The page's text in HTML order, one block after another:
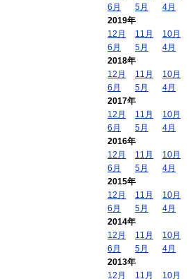
6月
5月 4月
2019年
12月
11月 10月
6月
5月 4月
2018年
12月
11月 10月
6月
5月 4月
2017年
12月
11月 10月
6月
5月 4月
2016年
12月
11月 10月
6月
5月 4月
2015年
12月
11月 10月
6月
5月 4月
2014年
12月
11月 10月
6月
5月 4月
2013年
12月
11月 10月